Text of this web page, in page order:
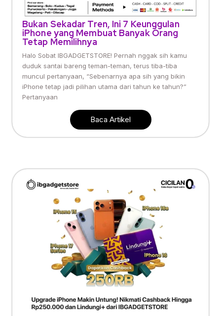
Bukan Sekadar Tren, Ini 7 Keunggulan
iPhone yang Membuat Banyak Orang
Tetap Memilihnya
Halo Sobat IBGADGETSTORE! Pernah nggak sih kamu
duduk santai bareng teman-teman, terus tiba-tiba
muncul pertanyaan, “Sebenarnya apa sih yang bikin
iPhone tetap jadi pilihan utama dari tahun ke tahun?”
Pertanyaan
Baca Artikel